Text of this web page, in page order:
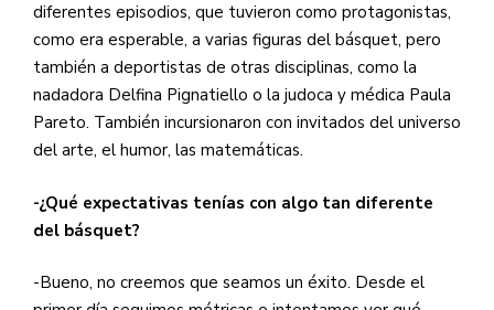
diferentes episodios, que tuvieron como protagonistas,
como era esperable, a varias figuras del básquet, pero
también a deportistas de otras disciplinas, como la
nadadora Delfina Pignatiello o la judoca y médica Paula
Pareto. También incursionaron con invitados del universo
del arte, el humor, las matemáticas.
-¿Qué expectativas tenías con algo tan diferente
del básquet?
-Bueno, no creemos que seamos un éxito. Desde el